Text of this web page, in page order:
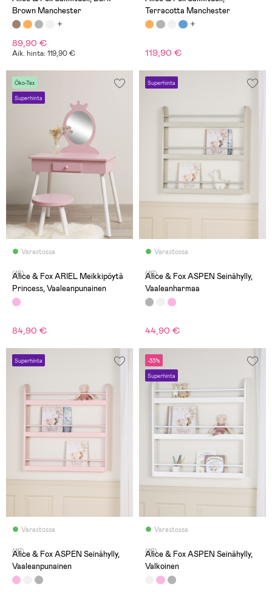
Brown Manchester
89,90 €
Aik. hinta: 119,90 €
Terracotta Manchester
119,90 €
Öko-Tex
Superhinta
Varastossa
(18)
Alice & Fox ARIEL Meikkipöytä
Princess, Vaaleanpunainen
84,90 €
Superhinta
Varastossa
(12)
Alice & Fox ASPEN Seinähylly,
Vaaleanharmaa
44,90 €
Superhinta
Varastossa
(12)
Alice & Fox ASPEN Seinähylly,
Vaaleanpunainen
-33%
Superhinta
Varastossa
(12)
Alice & Fox ASPEN Seinähylly,
Valkoinen